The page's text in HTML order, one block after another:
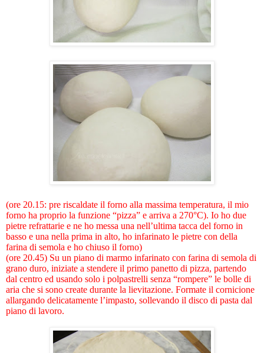
(ore 20.15: pre riscaldate il forno alla massima temperatura, il mio
forno ha proprio la funzione “pizza” e arriva a 270°C). Io ho due
pietre refrattarie e ne ho messa una nell’ultima tacca del forno in
basso e una nella prima in alto, ho infarinato le pietre con della
farina di semola e ho chiuso il forno)
(ore 20.45) Su un piano di marmo infarinato con farina di semola di
grano duro, iniziate a stendere il primo panetto di pizza, partendo
dal centro ed usando solo i polpastrelli senza “rompere” le bolle di
aria che si sono create durante la lievitazione. Formate il cornicione
allargando delicatamente l’impasto, sollevando il disco di pasta dal
piano di lavoro.